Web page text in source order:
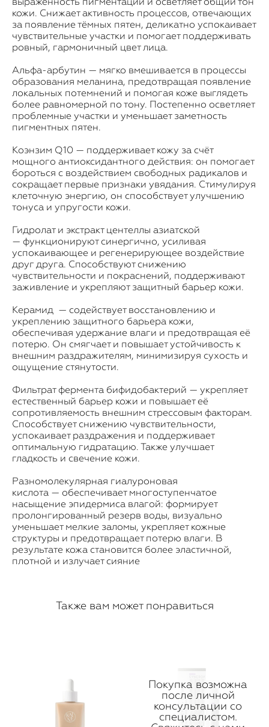
кожи. Снижает активность процессов, отвечающих
за появление тёмных пятен, деликатно успокаивает
чувствительные участки и помогает поддерживать
ровный, гармоничный цвет лица.
Альфа-арбутин — мягко вмешивается в процессы
образования меланина, предотвращая появление
локальных потемнений и помогая коже выглядеть
более равномерной по тону. Постепенно осветляет
проблемные участки и уменьшает заметность
пигментных пятен.
Коэнзим Q10 — поддерживает кожу за счёт
мощного антиоксидантного действия: он помогает
бороться с воздействием свободных радикалов и
сокращает первые признаки увядания. Стимулируя
клеточную энергию, он способствует улучшению
тонуса и упругости кожи.
Гидролат и экстракт центеллы азиатской
— функционируют синергично, усиливая
успокаивающее и регенерирующее воздействие
друг друга. Способствуют снижению
чувствительности и покраснений, поддерживают
заживление и укрепляют защитный барьер кожи.
Керамид — содействует восстановлению и
укреплению защитного барьера кожи,
обеспечивая удержание влаги и предотвращая её
потерю. Он смягчает и повышает устойчивость к
внешним раздражителям, минимизируя сухость и
ощущение стянутости.
Фильтрат фермента бифидобактерий — укрепляет
естественный барьер кожи и повышает её
сопротивляемость внешним стрессовым факторам.
Способствует снижению чувствительности,
успокаивает раздражения и поддерживает
оптимальную гидратацию. Также улучшает
гладкость и свечение кожи.
Разномолекулярная гиалуроновая
кислота — обеспечивает многоступенчатое
насыщение эпидермиса влагой: формирует
пролонгированный резерв воды, визуально
уменьшает мелкие заломы, укрепляет кожные
структуры и предотвращает потерю влаги. В
результате кожа становится более эластичной,
плотной и излучает сияние
Также вам может понравиться
Покупка возможна
после личной
консультации со
специалистом.